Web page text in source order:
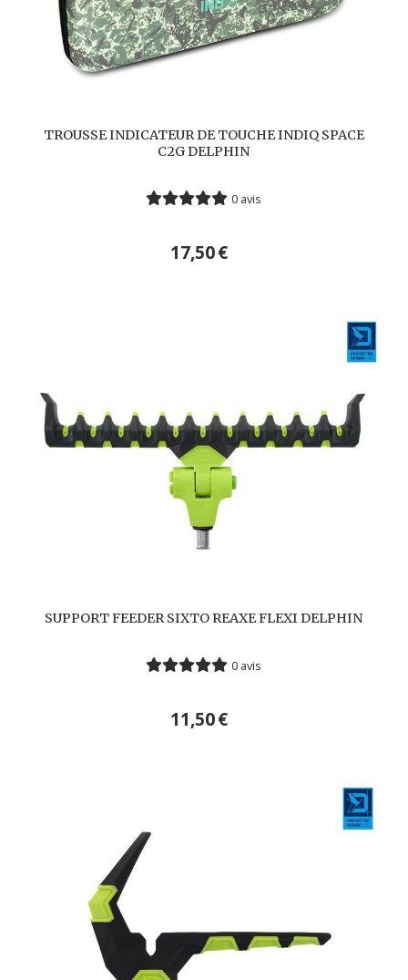
TROUSSE INDICATEUR DE TOUCHE INDIQ SPACE
C2G DELPHIN
0 avis
17,50€
SUPPORT FEEDER SIXTO REAXE FLEXI DELPHIN
0 avis
11,50€